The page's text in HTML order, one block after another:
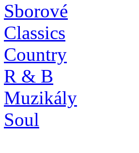
Sborové
Classics
Country
R & B
Muzikály
Soul